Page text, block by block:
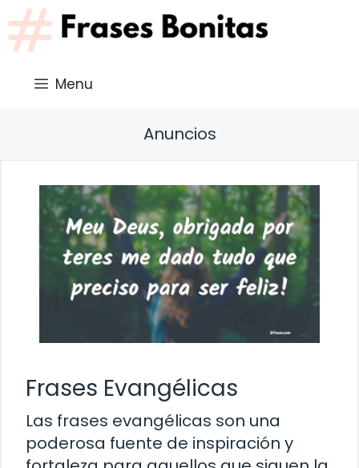
Saltar
al
contenido
Menu
Anuncios
Frases Evangélicas
Las frases evangélicas son una
poderosa fuente de inspiración y